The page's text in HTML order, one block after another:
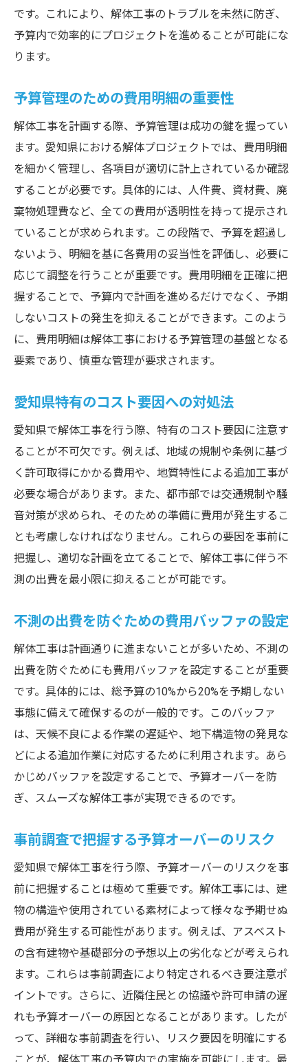
です。これにより、解体工事のトラブルを未然に防ぎ、
予算内で効率的にプロジェクトを進めることが可能にな
ります。
予算管理のための費用明細の重要性
解体工事を計画する際、予算管理は成功の鍵を握ってい
ます。愛知県における解体プロジェクトでは、費用明細
を細かく管理し、各項目が適切に計上されているか確認
することが必要です。具体的には、人件費、資材費、廃
棄物処理費など、全ての費用が透明性を持って提示され
ていることが求められます。この段階で、予算を超過し
ないよう、明細を基に各費用の妥当性を評価し、必要に
応じて調整を行うことが重要です。費用明細を正確に把
握することで、予算内で計画を進めるだけでなく、予期
しないコストの発生を抑えることができます。このよう
に、費用明細は解体工事における予算管理の基盤となる
要素であり、慎重な管理が要求されます。
愛知県特有のコスト要因への対処法
愛知県で解体工事を行う際、特有のコスト要因に注意す
ることが不可欠です。例えば、地域の規制や条例に基づ
く許可取得にかかる費用や、地質特性による追加工事が
必要な場合があります。また、都市部では交通規制や騒
音対策が求められ、そのための準備に費用が発生するこ
とも考慮しなければなりません。これらの要因を事前に
把握し、適切な計画を立てることで、解体工事に伴う不
測の出費を最小限に抑えることが可能です。
不測の出費を防ぐための費用バッファの設定
解体工事は計画通りに進まないことが多いため、不測の
出費を防ぐためにも費用バッファを設定することが重要
です。具体的には、総予算の10%から20%を予期しない
事態に備えて確保するのが一般的です。このバッファ
は、天候不良による作業の遅延や、地下構造物の発見な
どによる追加作業に対応するために利用されます。あら
かじめバッファを設定することで、予算オーバーを防
ぎ、スムーズな解体工事が実現できるのです。
事前調査で把握する予算オーバーのリスク
愛知県で解体工事を行う際、予算オーバーのリスクを事
前に把握することは極めて重要です。解体工事には、建
物の構造や使用されている素材によって様々な予期せぬ
費用が発生する可能性があります。例えば、アスベスト
の含有建物や基礎部分の予想以上の劣化などが考えられ
ます。これらは事前調査により特定されるべき要注意ポ
イントです。さらに、近隣住民との協議や許可申請の遅
れも予算オーバーの原因となることがあります。したが
って、詳細な事前調査を行い、リスク要因を明確にする